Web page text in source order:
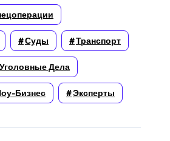
Суды Транспорт
Уголовные Дела
Бизнес Эксперты